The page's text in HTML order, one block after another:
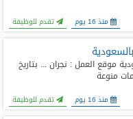
منذ 16 يوم تقدم للوظيفة
موقع العمل : نجران ... بتاريخ
منذ 16 يوم تقدم للوظيفة